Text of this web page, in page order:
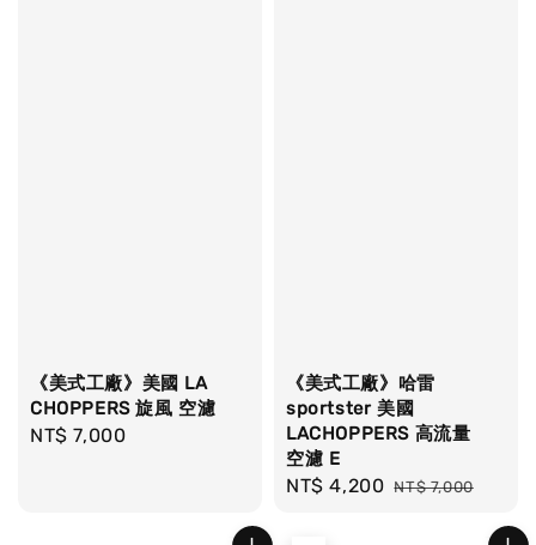
《美式工廠》美國 LA
CHOPPERS 旋風 空濾
Regular
NT$ 7,000
《美式工廠》哈雷
sportster 美國
LACHOPPERS 高流量
空濾 E
Sale
NT$ 4,200 Regular
NT$ 7,000